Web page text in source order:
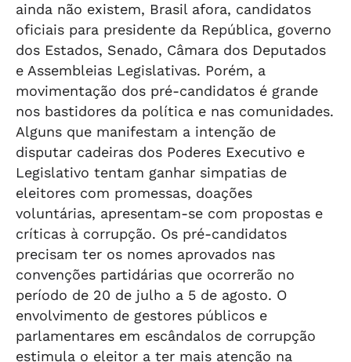
ainda não existem, Brasil afora, candidatos
oficiais para presidente da República, governo
dos Estados, Senado, Câmara dos Deputados
e Assembleias Legislativas. Porém, a
movimentação dos pré-candidatos é grande
nos bastidores da política e nas comunidades.
Alguns que manifestam a intenção de
disputar cadeiras dos Poderes Executivo e
Legislativo tentam ganhar simpatias de
eleitores com promessas, doações
voluntárias, apresentam-se com propostas e
críticas à corrupção. Os pré-candidatos
precisam ter os nomes aprovados nas
convenções partidárias que ocorrerão no
período de 20 de julho a 5 de agosto. O
envolvimento de gestores públicos e
parlamentares em escândalos de corrupção
estimula o eleitor a ter mais atenção na